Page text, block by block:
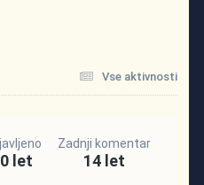
Vse aktivnosti
let
Zadnji komentar
14 let